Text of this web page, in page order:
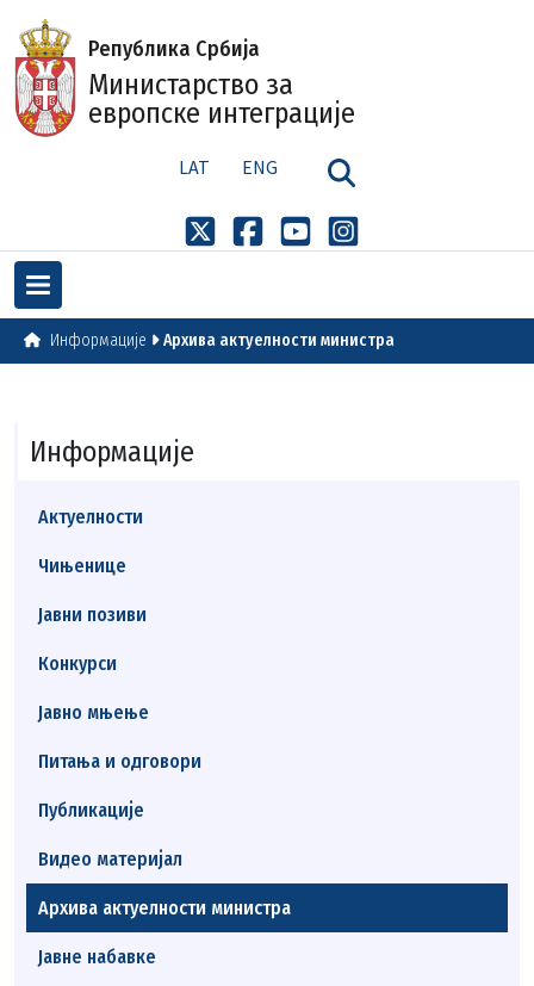
Република Србија
Министарство за
европске интеграције
LAT ENG
Информације Архива актуелности министра
Информације
Актуелности
Чињенице
Јавни позиви
Конкурси
Јавно мњење
Питања и одговори
Публикације
Видео материјал
Архива актуелности министра
Јавне набавке